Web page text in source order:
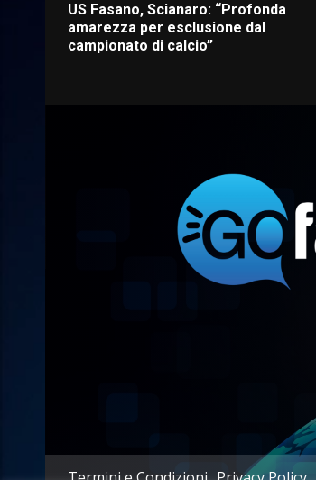
US Fasano, Scianaro: “Profonda
amarezza per esclusione dal
campionato di calcio”